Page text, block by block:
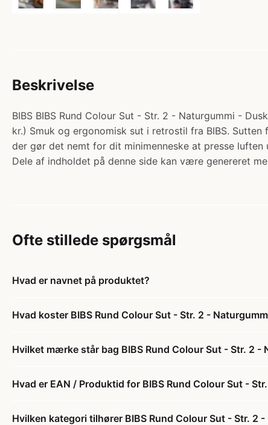
Beskrivelse
BIBS BIBS Rund Colour Sut - Str. 2 - Naturgummi -
kr.) Smuk og ergonomisk sut i retrostil fra BIBS.
der gør det nemt for dit minimenneske at presse luften
Dele af indholdet på denne side kan være genereret
Ofte stillede spørgsmål
Hvad er navnet på produktet?
Hvad koster BIBS Rund Colour Sut - Str. 2 -
Hvilket mærke står bag BIBS Rund Colour Sut - Str. 2 -
Hvad er EAN / Produktid for BIBS Rund Colour Sut -
Hvilken kategori tilhører BIBS Rund Colour Sut - Str. 2